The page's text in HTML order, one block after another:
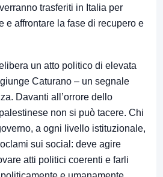
trasferiti in Italia per
e affrontare la fase di recupero e
un atto politico di elevata
Caturano – un segnale
Davanti all’orrore dello
non si può tacere. Chi
a ogni livello istituzionale,
sui social: deve agire
atti politici coerenti e farli